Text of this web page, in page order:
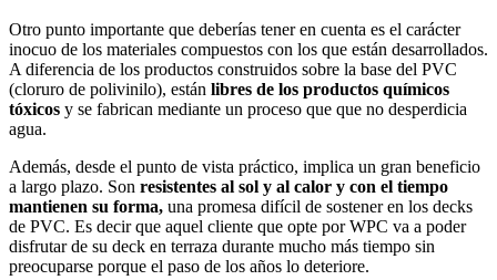
Otro punto importante que deberías tener en cuenta es el carácter
inocuo de los materiales compuestos con los que están desarrollados.
A diferencia de los productos construidos sobre la base del PVC
(cloruro de polivinilo), están libres de los productos químicos
tóxicos y se fabrican mediante un proceso que que no desperdicia
agua.
Además, desde el punto de vista práctico, implica un gran beneficio
a largo plazo. Son resistentes al sol y al calor y con el tiempo
mantienen su forma, una promesa difícil de sostener en los decks
de PVC. Es decir que aquel cliente que opte por WPC va a poder
disfrutar de su deck en terraza durante mucho más tiempo sin
preocuparse porque el paso de los años lo deteriore.